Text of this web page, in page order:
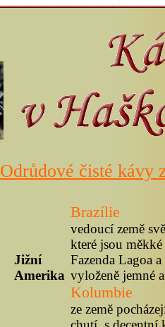
Odrůdové čisté kávy
Jižní
Amerika
Brazílie
vedoucí země
které jsou
Fazenda Lagoa
vyloženě jemné
Kolumbie
ze země